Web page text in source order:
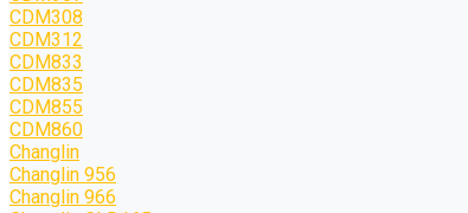
CDM308
CDM312
CDM833
CDM835
CDM855
CDM860
Changlin
Changlin 956
Changlin 966